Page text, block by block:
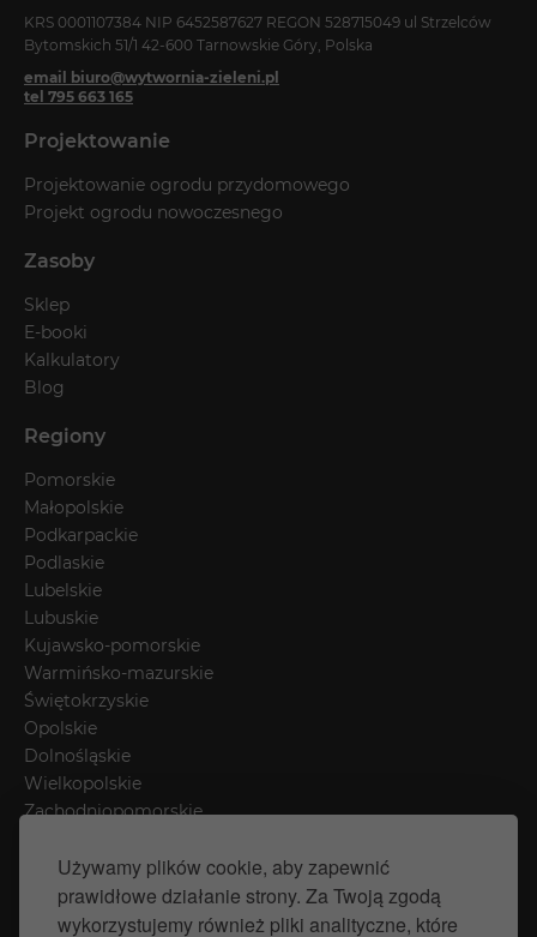
Używamy plików cookie, aby zapewnić
prawidłowe działanie strony. Za Twoją zgodą
wykorzystujemy również pliki analityczne, które
KRS 0001107384 NIP 6452587627 REGON 528715049 ul Strzelców
Bytomskich 51/1 42-600 Tarnowskie Góry, Polska
email biuro@wytwornia-zieleni.pl
tel 795 663 165
Projektowanie
Projektowanie ogrodu przydomowego
Projekt ogrodu nowoczesnego
Zasoby
Sklep
E-booki
Kalkulatory
Blog
Regiony
Pomorskie
Małopolskie
Podkarpackie
Podlaskie
Lubelskie
Lubuskie
Kujawsko-pomorskie
Warmińsko-mazurskie
Świętokrzyskie
Opolskie
Dolnośląskie
Wielkopolskie
Zachodniopomorskie
Mazowieckie
Śląskie